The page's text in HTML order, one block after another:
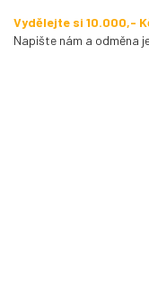
Vydělejte si 10.000,-
Napište nám a odměna